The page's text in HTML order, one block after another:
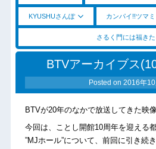
KYUSHUさんぽ カンパイ!!ツマ
さるく門には福きた
BTVアーカイブス
Posted on 2016年
BTVが20年のなかで放送してきた映
今回は、ことし開館10周年を迎える
”MJホール”について、前回に引き続